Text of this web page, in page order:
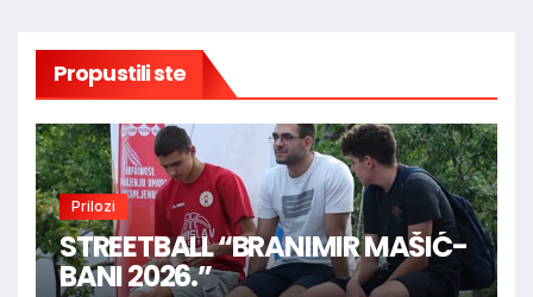
Propustili ste
Prilozi
STREETBALL “BRANIMIR MAŠIĆ-
BANI 2026.”